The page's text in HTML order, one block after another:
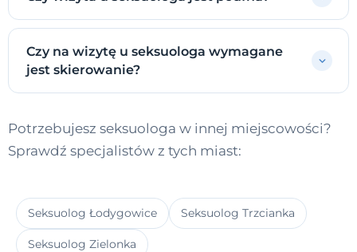
Czy na wizytę u seksuologa wymagane
jest skierowanie?
Potrzebujesz seksuologa w innej miejscowości?
Sprawdź specjalistów z tych miast:
Seksuolog Łodygowice Seksuolog Trzcianka
Seksuolog Zielonka